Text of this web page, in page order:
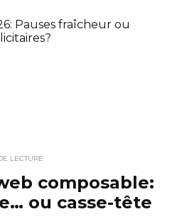
Pauses fraîcheur ou
LECTURE
composable:
ou casse-tête